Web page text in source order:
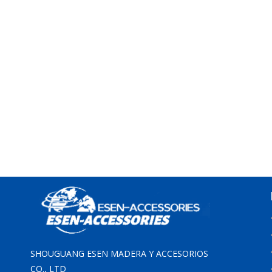
SHOUGUANG ESEN MADERA Y ACCESORIOS
CO., LTD